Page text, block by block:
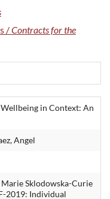
/Contracts for the
in Context: An
Angel
Sklodowska-Curie
2019: Individual